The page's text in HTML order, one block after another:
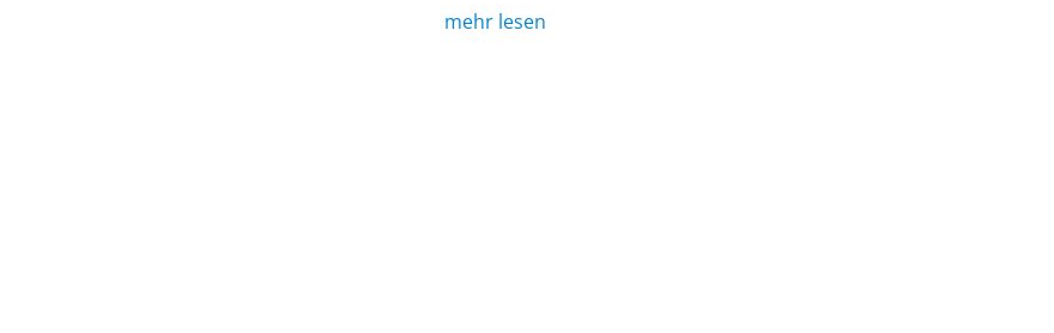
mehr lesen